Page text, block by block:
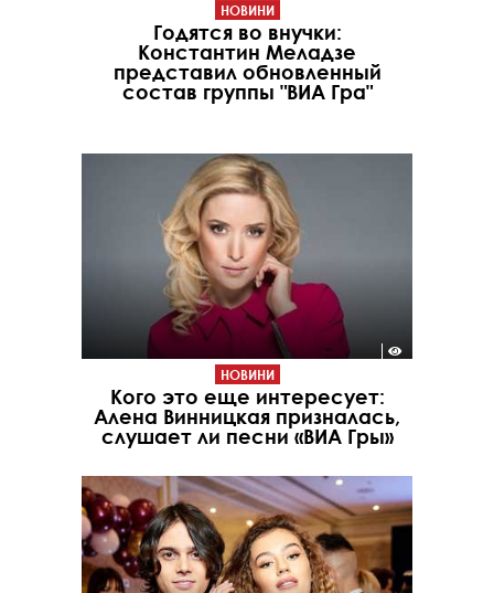
НОВИНИ
Годятся во внучки:
Константин Меладзе
представил обновленный
состав группы "ВИА Гра"
НОВИНИ
Кого это еще интересует:
Алена Винницкая призналась,
слушает ли песни «ВИА Гры»